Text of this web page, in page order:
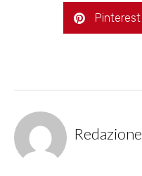
Pinterest
Redazione